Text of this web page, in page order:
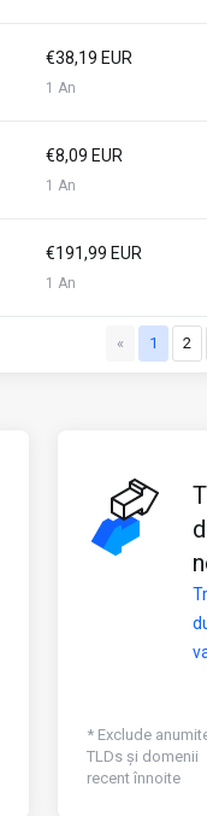
€38,19 EUR
1 An
€8,09 EUR
1 An
€191,99 EUR
1 An
« 1 2
* Exclude
TLDs și domenii
recent înnoite